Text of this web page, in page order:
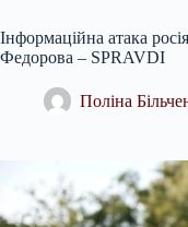
Інформаційна атака
Федорова – SPRAVDI
Поліна